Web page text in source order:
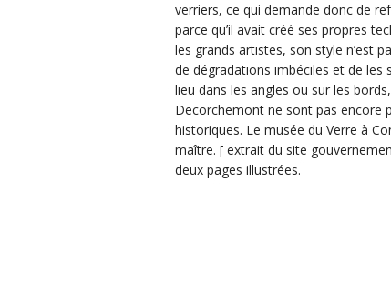
verriers, ce qui demande donc de
parce qu’il avait créé ses propres
les grands artistes, son style n’est
de dégradations imbéciles et de
lieu dans les angles ou sur les
Decorchemont ne sont pas encore
historiques. Le musée du Verre à
maître. [ extrait du site
deux pages illustrées.